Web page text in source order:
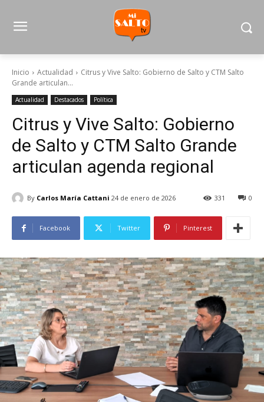
Inicio Actualidad
Citrus y Vive Salto: Gobierno de Salto y CTM Salto
Grande articulan...
Actualidad Destacados Política
Citrus y Vive Salto: Gobierno
de Salto y CTM Salto Grande
articulan agenda regional
By Carlos María Cattani 24 de enero de 2026 0
331
Facebook Twitter Pinterest